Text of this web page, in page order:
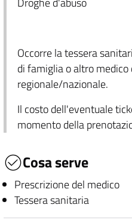
Occorre la tessera
di famiglia o altro
regionale/nazionale.
Il costo dell'eventuale
momento della
Cosa serve
Prescrizione del medico
Tessera sanitaria